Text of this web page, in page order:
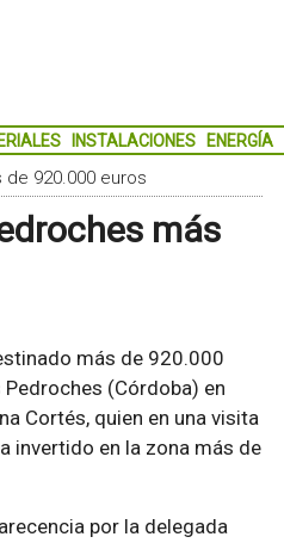
INSTALACIONES ENERGÍA
920.000 euros
más
más de 920.000
(Córdoba) en
Cortés, quien en una visita
invertido en la zona más de
por la delegada